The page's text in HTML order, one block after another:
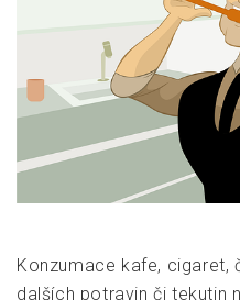
Konzumace kafe, cigaret,
dalších potravin či tekutin